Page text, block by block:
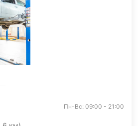
Пн-Вс: 09:00 - 21:00